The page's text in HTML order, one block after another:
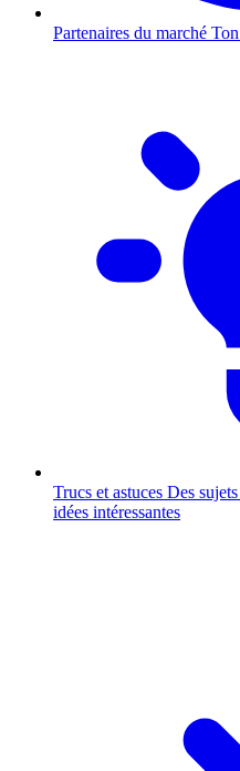
Partenaires du marché
Trucs et astuces Des
idées intéressantes